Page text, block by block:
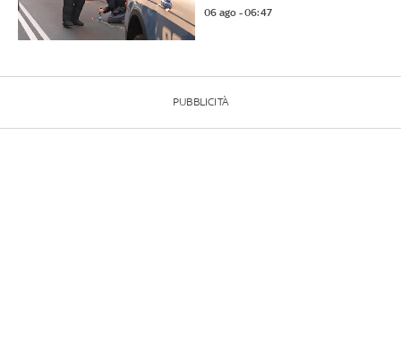
06 ago - 06:47
PUBBLICITÀ